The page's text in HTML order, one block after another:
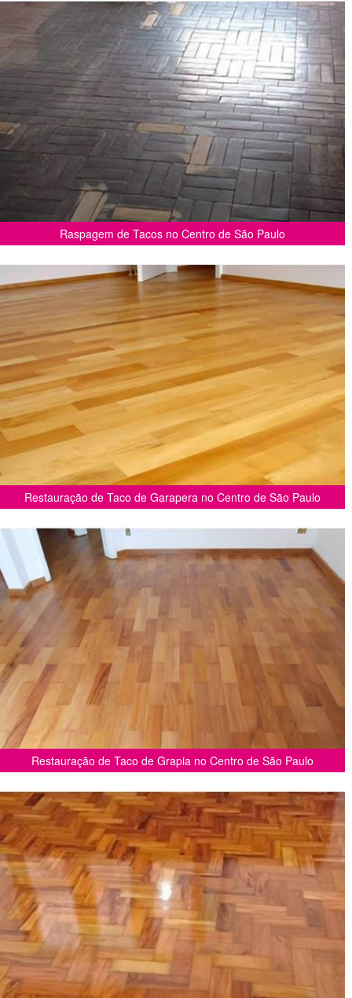
Raspagem de Tacos no Centro de São Paulo
Restauração de Taco de Garapera no Centro de São Paulo
Restauração de Taco de Grapia no Centro de São Paulo